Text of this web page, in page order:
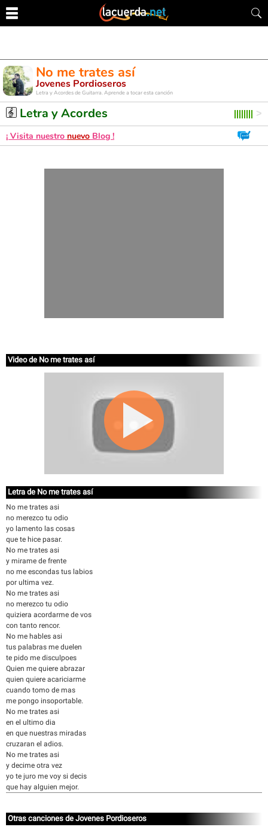
No me trates así
Jovenes Pordioseros
Letra y Acordes de Guitarra. Aprende a tocar esta canción
Letra y Acordes
¡ Visita nuestro nuevo Blog !
Video de No me trates así
Letra de No me trates así
No me trates asi
no merezco tu odio
yo lamento las cosas
que te hice pasar.
No me trates asi
y mirame de frente
no me escondas tus labios
por ultima vez.
No me trates asi
no merezco tu odio
quiziera acordarme de vos
con tanto rencor.
No me hables asi
tus palabras me duelen
te pido me disculpoes
Quien me quiere abrazar
quien quiere acariciarme
cuando tomo de mas
me pongo insoportable.
No me trates asi
en el ultimo dia
en que nuestras miradas
cruzaran el adios.
No me trates asi
y decime otra vez
yo te juro me voy si decis
que hay alguien mejor.
Otras canciones de Jovenes Pordioseros